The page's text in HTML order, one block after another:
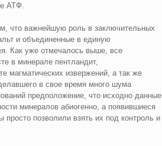
АТФ.
что важнейшую роль в заключительных
и объединенные в единую
Как уже отмечалось выше, все
в минерале пентландит,
магматических извержений, а так же
в свое время много шума
предположение, что исходно данные
минералов абиогенно, а появившиеся
позволили взять их под контроль и